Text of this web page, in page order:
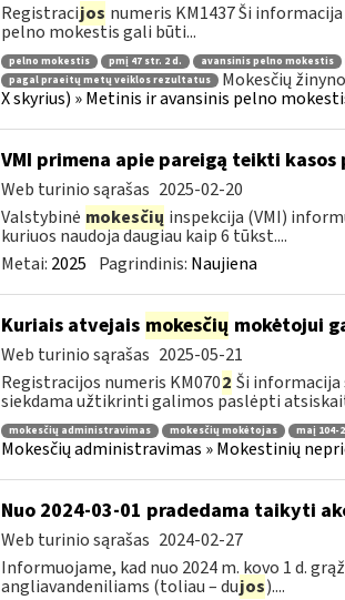
Registracijos numeris KM1437 Ši
pelno mokestis gali būti...
pelno mokestis pmį 47 str. 2 d. avansinis pelno mokestis
pagal praeitų metų veiklos rezultatus
Mokesčių
X skyrius) » Metinis ir avansinis pelno
VMI primena apie pareigą teikti kasos
Web turinio sąrašas 2025-02-20
Valstybinė mokesčių inspekcija (VMI)
kuriuos naudoja daugiau kaip 6 tūkst....
Metai: 2025 Pagrindinis: Naujiena
Kuriais atvejais mokesčių mokėtojui
Web turinio sąrašas 2025-05-21
Registracijos numeris KM0702 Ši informacija
siekdama užtikrinti galimos paslėpti
mokesčių administravimas mokesčių mokėtojas maį 104-
Mokesčių administravimas » Mokestinių
Nuo 2024-03-01 pradedama taikyti
Web turinio sąrašas 2024-02-27
Informuojame, kad nuo 2024 m. kovo 1 d.
angliavandeniliams (toliau – dujos)....